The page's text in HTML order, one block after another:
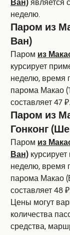
Ван) является
неделю.
Паром из
Ван)
Паром
из
курсирует
неделю, время
парома Макао
составляет 47
Паром из
Гонконг
Паром
из
Ван)
неделю, время
парома Макао
составляет 48
Цены могут
количества
средства,